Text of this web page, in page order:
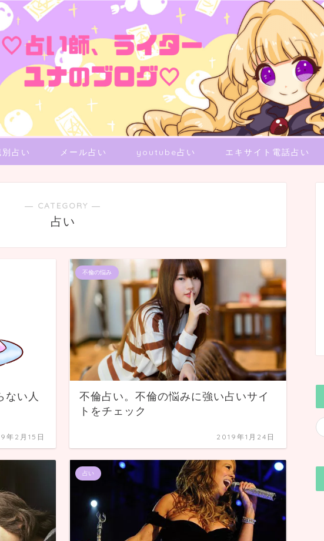
占い メール占い youtube占い エキサイト電話占い
― CATEGORY ―
占い
ない人
年2月15日
不倫の悩み
不倫占い。不倫の悩みに強い占いサイ
トをチェック
2019年1月24日
占い